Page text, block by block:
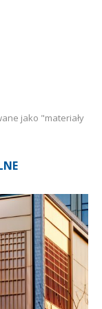
jako "materiały